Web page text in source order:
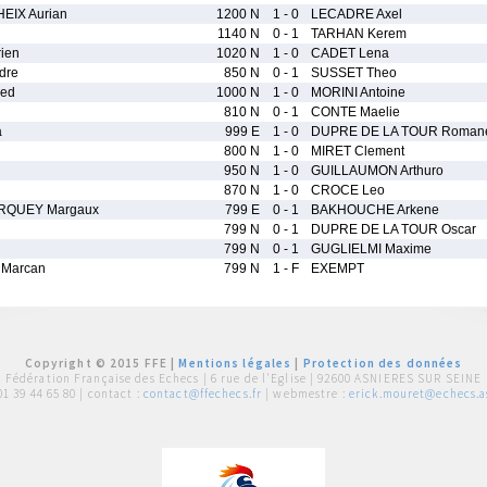
Aurian
1200 N 1 - 0
LECADRE Axel
1140 N
0 - 1
TARHAN Kerem
1020 N 1 - 0
CADET Lena
850 N 0 - 1
SUSSET Theo
1000 N 1 - 0
MORINI Antoine
810 N
0 - 1
CONTE Maelie
999 E 1 - 0
DUPRE DE LA TOUR
800 N
1 - 0
MIRET Clement
950 N
1 - 0
GUILLAUMON Arthuro
870 N
1 - 0
CROCE Leo
Margaux
799 E 0 - 1
BAKHOUCHE Arkene
799 N
0 - 1
DUPRE DE LA TOUR Oscar
799 N
0 - 1
GUGLIELMI Maxime
799 N 1 - F EXEMPT
Copyright © 2015 FFE |Mentions légales
Protection des données
Fédération Française des Echecs | 6 rue de l'Eglise | 92600 ASNIERES SUR SEINE
39 44 65 80 | contact : contact@ffechecs.fr | webmestre :